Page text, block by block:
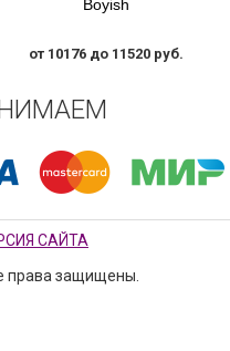
Boyish
от 10176 до 11520 руб.
САЙТА
права защищены.